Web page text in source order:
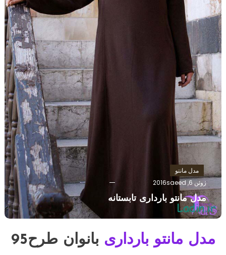
مدل مانتو
ژوئن 6, 2016
saeed
مدل مانتو بارداری تابستانه
مدل مانتو بارداری بانوان طرح95